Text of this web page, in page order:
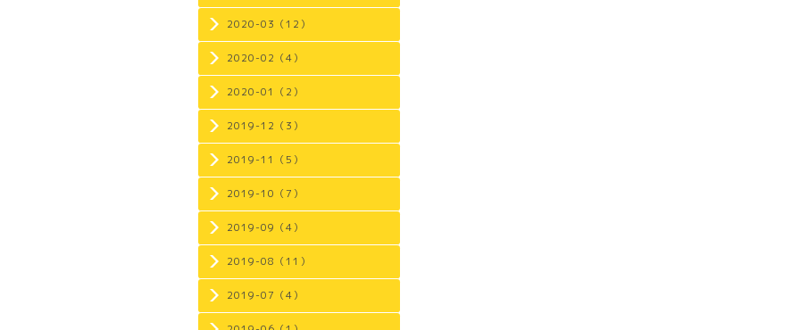
2020-03（12）
2020-02（4）
2020-01（2）
2019-12（3）
2019-11（5）
2019-10（7）
2019-09（4）
2019-08（11）
2019-07（4）